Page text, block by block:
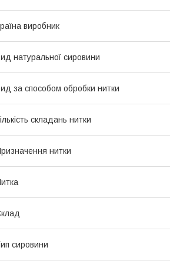
виробник
натуральної сировини
за способом обробки нитки
складань нитки
нитки
сировини